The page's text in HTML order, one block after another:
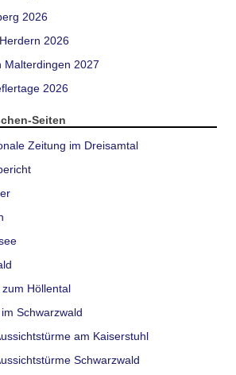
2026
2026
Malterdingen 2027
2026
Seiten
Zeitung im Dreisamtal
Höllental
Schwarzwald
am Kaiserstuhl
Schwarzwald